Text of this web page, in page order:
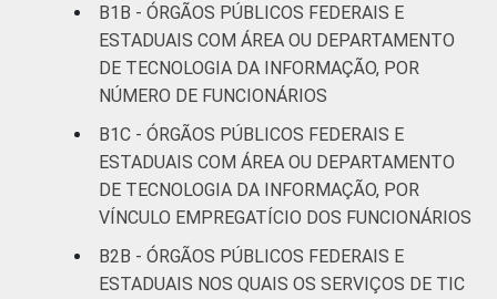
B1B - ÓRGÃOS PÚBLICOS FEDERAIS E
ESTADUAIS COM ÁREA OU DEPARTAMENTO
DE TECNOLOGIA DA INFORMAÇÃO, POR
NÚMERO DE FUNCIONÁRIOS
B1C - ÓRGÃOS PÚBLICOS FEDERAIS E
ESTADUAIS COM ÁREA OU DEPARTAMENTO
DE TECNOLOGIA DA INFORMAÇÃO, POR
VÍNCULO EMPREGATÍCIO DOS FUNCIONÁRIOS
B2B - ÓRGÃOS PÚBLICOS FEDERAIS E
ESTADUAIS NOS QUAIS OS SERVIÇOS DE TIC